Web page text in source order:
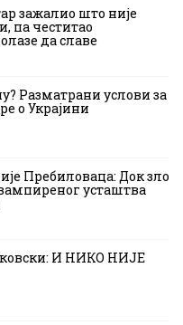
зажалио што није
па честитао
да славе
Разматрани услови за
о Украјини
Пребиловаца: Док зло
усташтва
И НИКО НИЈЕ